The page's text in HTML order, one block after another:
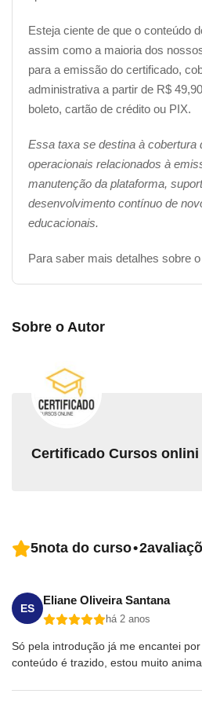
Esteja ciente de que o conteúdo
assim como a maioria dos
para a emissão do certificado,
administrativa a partir de R$
boleto, cartão de crédito ou PIX.
Essa taxa se destina à cobertura
operacionais relacionados à
manutenção da plataforma,
desenvolvimento contínuo de
educacionais.
Para saber mais detalhes sobre
Sobre o Autor
Certificado Cursos onlini
5nota do curso•2
ES
Eliane Oliveira Santana
há 2 anos
Só pela introdução já me encantei
conteúdo é trazido, estou muito